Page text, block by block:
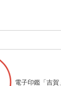
電子印鑑「吉